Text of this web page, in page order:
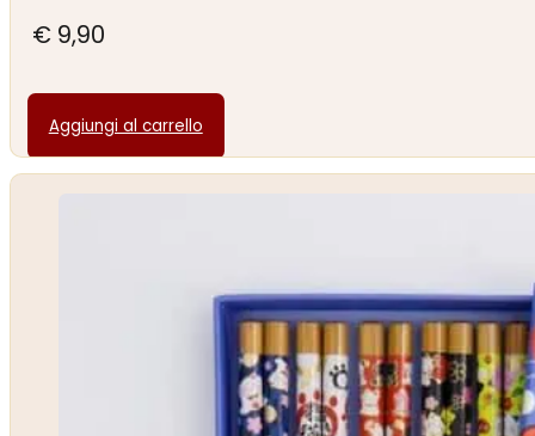
€ 9,90
Aggiungi al carrello